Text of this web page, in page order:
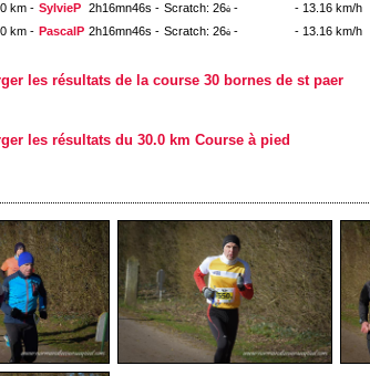
km - SylvieP 2h16mn46s - Scratch: 26è-
- 13.16 km/h
km - PascalP 2h16mn46s - Scratch: 26è- - 13.16 km/h
les résultats de la course 30 bornes de st paer
les résultats du 30.0 km Course à pied